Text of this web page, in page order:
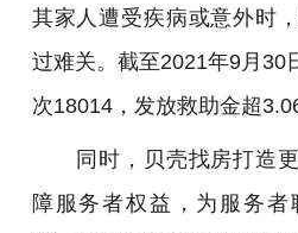
其家人遭受疾病或意外时
过难关。截至2021年9月30
次18014，发放救助金超
同时，贝壳找房打造更
障服务者权益，为服务